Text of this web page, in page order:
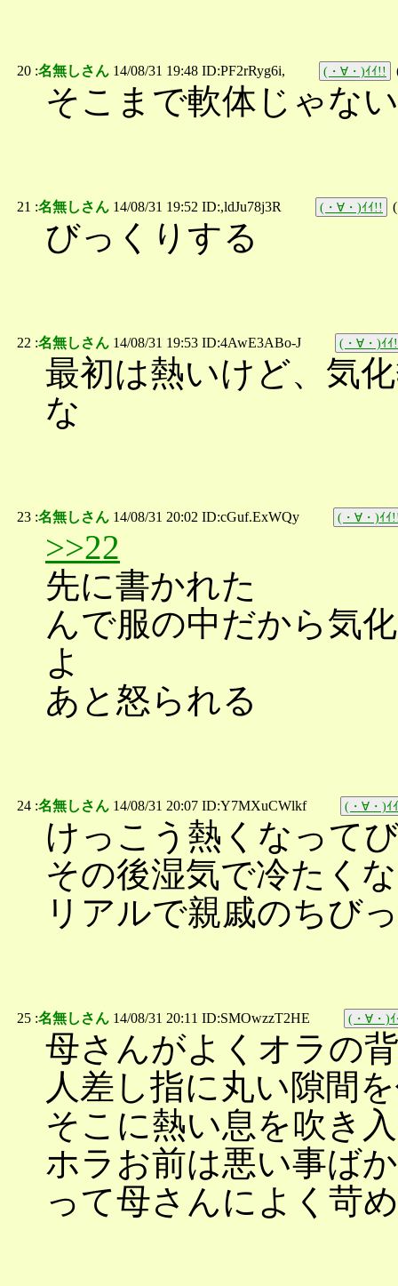
20 :名無しさん 14/08/31 19:48 ID:PF2rRyg6i, (・∀・)ｲｲ!!
そこまで軟体じゃな
21 :名無しさん 14/08/31 19:52 ID:,ldJu78j3R (・∀・)ｲｲ!! (
びっくりする
22 :名無しさん 14/08/31 19:53 ID:4AwE3ABo-J (・∀・)ｲｲ
最初は熱いけど、気
な
23 :名無しさん 14/08/31 20:02 ID:cGuf.ExWQy (・∀・)ｲｲ
>>22
先に書かれた
んで服の中だから気
よ
あと怒られる
24 :名無しさん 14/08/31 20:07 ID:Y7MXuCWlkf (・∀・)ｲ
けっこう熱くなって
その後湿気で冷たく
リアルで親戚のちび
25 :名無しさん 14/08/31 20:11 ID:SMOwzzT2HE (・∀・)
母さんがよくオラの
人差し指に丸い隙間
そこに熱い息を吹き
ホラお前は悪い事ば
って母さんによく苛